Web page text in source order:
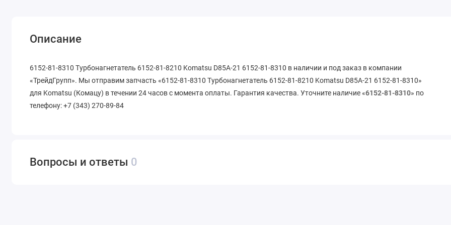
Описание
6152-81-8310 Турбонагнетатель 6152-81-8210 Komatsu D85A-21 6152-81-8310 в наличии и под заказ в компании
«ТрейдГрупп». Мы отправим запчасть «6152-81-8310 Турбонагнетатель 6152-81-8210 Komatsu D85A-21 6152-81-8310»
для Komatsu (Комацу) в течении 24 часов с момента оплаты. Гарантия качества. Уточните наличие «6152-81-8310» по
телефону: +7 (343) 270-89-84
Вопросы и ответы 0